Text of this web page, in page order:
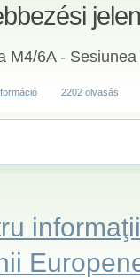
M4/6A -
Măsura M4/6A -
2202 olvasás